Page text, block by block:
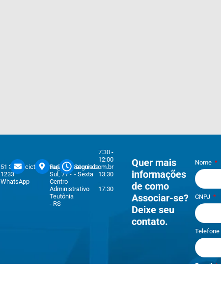
51 3762-
1233
WhatsApp
cicteutonia@cicteutonia.com.br
Rua Um
Sul, 77 -
Centro
Administrativo
Teutônia
- RS
Segunda
- Sexta
7:30 -
12:00
|
13:30
-
17:30
Quer mais
informações
de como
Associar-se?
Deixe seu
contato.
Nome
CNPJ
Telefone
E-mail